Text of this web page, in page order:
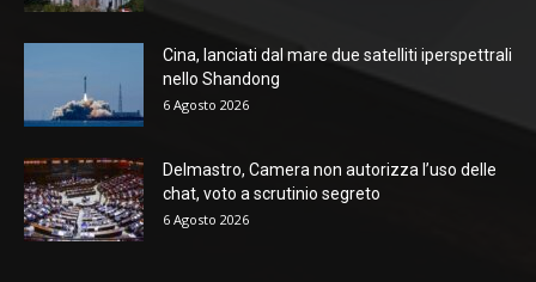
Cina, lanciati dal mare due satelliti iperspettrali
nello Shandong
6 Agosto 2026
Delmastro, Camera non autorizza l’uso delle
chat, voto a scrutinio segreto
6 Agosto 2026